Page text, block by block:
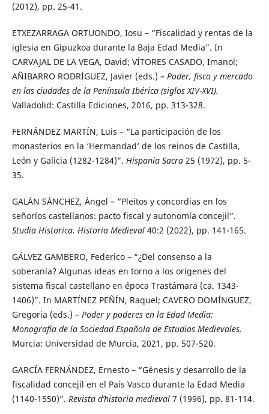
(2012), pp. 25-41.
ETXEZARRAGA ORTUONDO, Iosu – “Fiscalidad y rentas de la
iglesia en Gipuzkoa durante la Baja Edad Media”. In
CARVAJAL DE LA VEGA, David; VÍTORES CASADO, Imanol;
AÑIBARRO RODRÍGUEZ, Javier (eds.) – Poder, fisco y mercado
en las ciudades de la Península Ibérica (siglos XIV-XVI).
Valladolid: Castilla Ediciones, 2016, pp. 313-328.
FERNÁNDEZ MARTÍN, Luis – “La participación de los
monasterios en la ‘Hermandad’ de los reinos de Castilla,
León y Galicia (1282-1284)”. Hispania Sacra25 (1972), pp. 5-
35.
GALÁN SÁNCHEZ, Ángel – “Pleitos y concordias en los
señoríos castellanos: pacto fiscal y autonomía concejil”.
Studia Historica. Historia Medieval40:2 (2022), pp. 141-165.
GÁLVEZ GAMBERO, Federico – “¿Del consenso a la
soberanía? Algunas ideas en torno a los orígenes del
sistema fiscal castellano en época Trastámara (ca. 1343-
1406)”. In MARTÍNEZ PEÑÍN, Raquel; CAVERO DOMÍNGUEZ,
Gregoria (eds.) – Poder y poderes en la Edad Media:
Monografía de la Sociedad Española de Estudios Medievales.
Murcia: Universidad de Murcia, 2021, pp. 507-520.
GARCÍA FERNÁNDEZ, Ernesto – “Génesis y desarrollo de la
fiscalidad concejil en el País Vasco durante la Edad Media
(1140-1550)”. Revista d’historia medieval7 (1996), pp. 81-114.